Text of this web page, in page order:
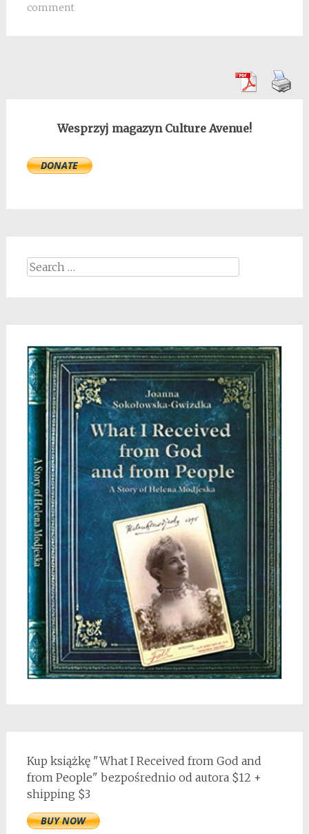
comment
Wesprzyj magazyn Culture Avenue!
Search
for:
Kup książkę "What I Received from God and
from People" bezpośrednio od autora $12 +
shipping $3